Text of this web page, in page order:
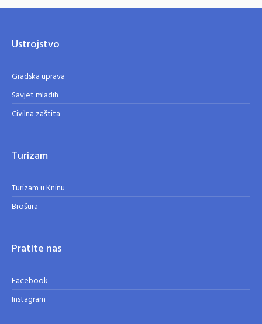
Ustrojstvo
Gradska uprava
Savjet mladih
Civilna zaštita
Turizam
Turizam u Kninu
Brošura
Pratite nas
Facebook
Instagram